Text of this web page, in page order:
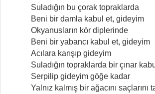
Suladığın bu çorak topraklarda
Beni bir damla kabul et, gideyim
Okyanusların kör diplerinde
Beni bir yabancı kabul et, gideyim
Acılara karışıp gideyim
Suladığın topraklarda bir çınar
Serpilip gideyim göğe kadar
Yalnız kalmış bir ağacını saçlarını